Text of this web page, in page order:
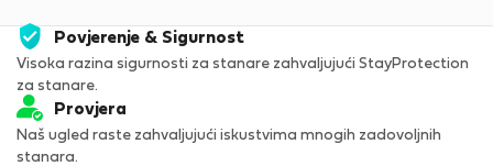
Povjerenje & Sigurnost
Visoka razina sigurnosti za stanare zahvaljujući StayProtection
za stanare.
Provjera
Naš ugled raste zahvaljujući iskustvima mnogih zadovoljnih
stanara.